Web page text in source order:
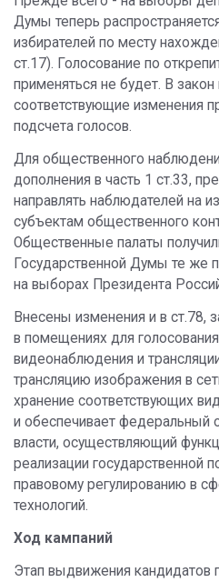
Думы теперь
избирателей по месту
ст.17). Голосование по
применяться не будет. В
соответствующие изменения
подсчета голосов.
Для общественного
дополнения в часть 1 ст.33,
направлять наблюдателей на
субъектам общественного
Общественные палаты
Государственной Думы те же
на выборах Президента
Внесены изменения и в ст.78,
в помещениях для
видеонаблюдения и
трансляцию изображения в
хранение соответствующих
и обеспечивает федеральный
власти, осуществляющий
реализации государственной
правовому регулированию в
технологий.
Ход кампаний
Этап выдвижения кандидатов